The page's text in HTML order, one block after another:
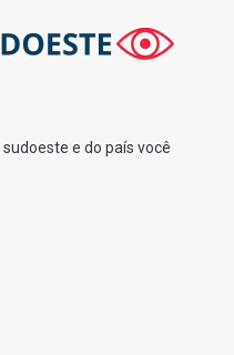
e do país você